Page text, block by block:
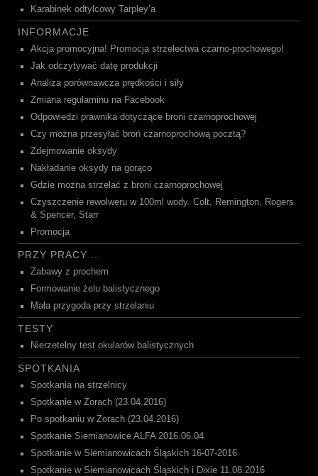
Karabinek odtylcowy Tarpley’a
INFORMACJE
Akcja promocyjna! Promocja strzelectwa czarno-prochowego!
Jak odczytywać datę produkcji
Analiza porównawcza prędkości i siły
Zmiana regulaminu na Facebook
Odpowiedzi prawnika dotyczące broni czarnoprochowej
Czy można przesyłać broń czarnoprochową pocztą?
Zdejmowanie oksydy
Nakładanie oksydy na gorąco
Gdzie można strzelać z broni czarnoprochowej
Czyszczenie rewolweru w 100ml wody. Colt, Remington, Rogers
& Spencer, Starr
Promocja
PRZY PRACY …
Zabawy z prochem
Formowanie żelu balistycznego
Mała przygoda przy strzelaniu
TESTY
Nierzetelny test okularów balistycznych
SPOTKANIA
Spotkania na strzelnicy
Spotkanie w Żorach (23.04.2016)
Po spotkaniu w Żorach (23.04.2016)
Spotkanie Siemianowice ALFA 2016.06.04
Spotkanie w Siemianowicach Śląskich 16-07-2016
Spotkanie w Siemianowicach Śląskich i Dixie 11.08.2016